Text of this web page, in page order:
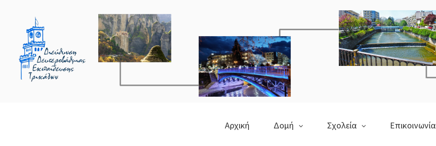
Αρχική Δομή Σχολεία Επικοινωνία